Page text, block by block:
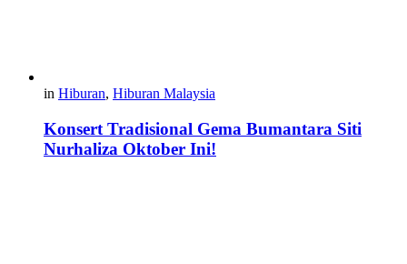
in Hiburan, Hiburan Malaysia
Konsert Tradisional Gema Bumantara Siti
Nurhaliza Oktober Ini!